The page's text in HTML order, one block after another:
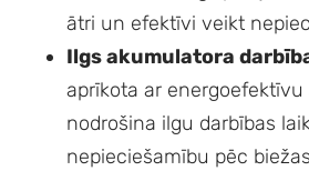
ātri un efektīvi veikt
Ilgs akumulatora
aprīkota ar
nodrošina ilgu darbības
nepieciešamību pēc